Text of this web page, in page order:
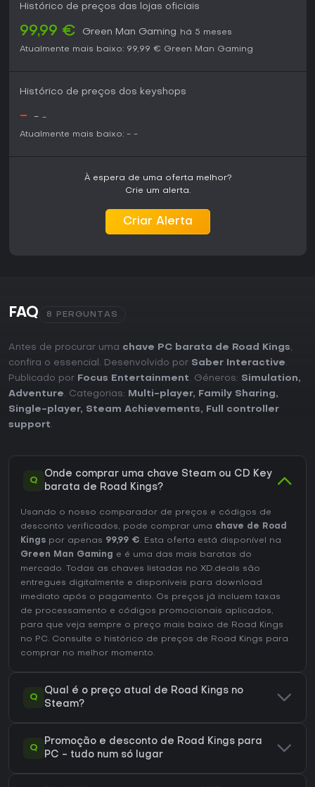
Histórico de preços das lojas oficiais
99,99 € Green Man Gaming
há 5 meses
Atualmente mais baixo: 99,99 € Green Man Gaming
Histórico de preços dos keyshops
- - -
Atualmente mais baixo: - -
À espera de uma oferta melhor?
Crie um alerta.
Criar Alerta
FAQ 8 PERGUNTAS
Antes de procurar uma chave PC barata de Road Kings,
confira o essencial. Desenvolvido por Saber Interactive.
Publicado por Focus Entertainment. Géneros: Simulation,
Adventure. Categorias: Multi-player, Family Sharing,
Single-player, Steam Achievements,
Full controller
support.
Q
Onde comprar uma chave Steam ou CD Key
barata de Road Kings?
Usando o nosso comparador de preços e códigos de
desconto verificados, pode comprar uma chave de Road
Kings por apenas 99,99 €. Esta oferta está disponível na
Green Man Gaming
e é uma das mais baratas do
mercado. Todas as chaves listadas no XD.deals são
entregues digitalmente e disponíveis para download
imediato após o pagamento. Os preços já incluem taxas
de processamento e códigos promocionais aplicados,
para que veja sempre o preço mais baixo de Road Kings
no PC. Consulte o histórico de preços de Road Kings para
comprar no melhor momento.
Q
Qual é o preço atual de Road Kings no
Steam?
Q
Promoção e desconto de Road Kings para
PC - tudo num só lugar